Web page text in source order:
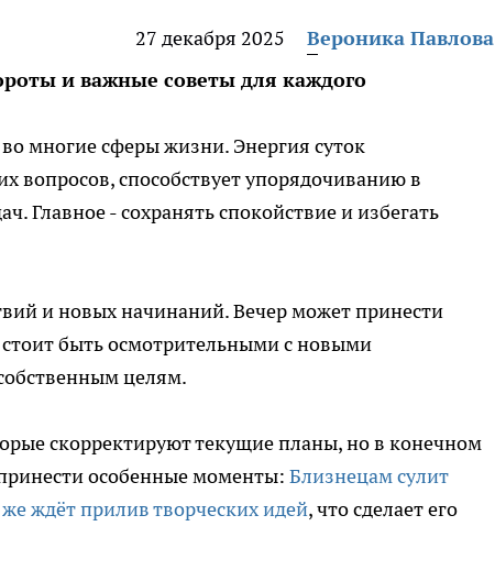
27 декабря 2025
Вероника Павлова
и важные советы для каждого
многие сферы жизни. Энергия суток
вопросов, способствует упорядочиванию в
Главное - сохранять спокойствие и избегать
и новых начинаний. Вечер может принести
быть осмотрительными с новыми
целям.
скорректируют текущие планы, но в конечном
особенные моменты: Близнецам сулит
ждёт прилив творческих идей, что сделает его